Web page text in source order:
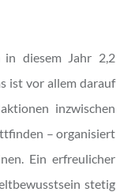
in diesem Jahr 2,2
ist vor allem darauf
inzwischen
– organisiert
Ein erfreulicher
stetig